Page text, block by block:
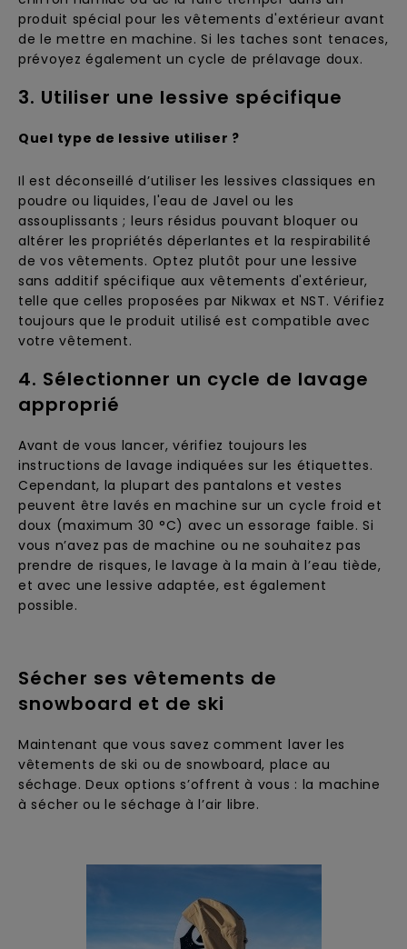
produit spécial pour les vêtements d'extérieur avant
de le mettre en machine. Si les taches sont tenaces,
prévoyez également un cycle de prélavage doux.
3. Utiliser une lessive spécifique
Quel type de lessive utiliser ?
Il est déconseillé d’utiliser les lessives classiques en
poudre ou liquides, l'eau de Javel ou les
assouplissants ; leurs résidus pouvant bloquer ou
altérer les propriétés déperlantes et la respirabilité
de vos vêtements. Optez plutôt pour une lessive
sans additif spécifique aux vêtements d'extérieur,
telle que celles proposées par Nikwax et NST. Vérifiez
toujours que le produit utilisé est compatible avec
votre vêtement.
4. Sélectionner un cycle de lavage
approprié
Avant de vous lancer, vérifiez toujours les
instructions de lavage indiquées sur les étiquettes.
Cependant, la plupart des pantalons et vestes
peuvent être lavés en machine sur un cycle froid et
doux (maximum 30 °C) avec un essorage faible. Si
vous n’avez pas de machine ou ne souhaitez pas
prendre de risques, le lavage à la main à l’eau tiède,
et avec une lessive adaptée, est également
possible.
Sécher ses vêtements de
snowboard et de ski
Maintenant que vous savez comment laver les
vêtements de ski ou de snowboard, place au
séchage. Deux options s’offrent à vous : la machine
à sécher ou le séchage à l’air libre.